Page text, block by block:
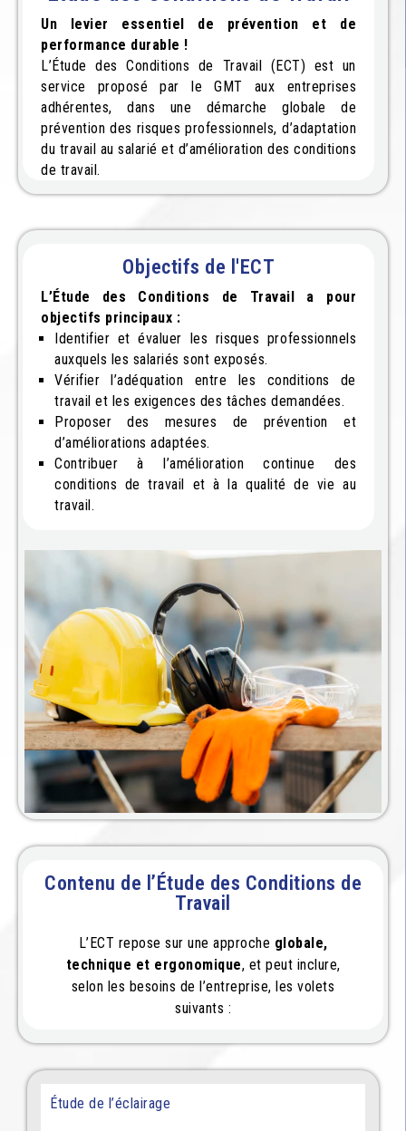
Un levier essentiel de prévention et de
performance durable !
L’Étude des Conditions de Travail (ECT) est un
service proposé par le GMT aux entreprises
adhérentes, dans une démarche globale de
prévention des risques professionnels, d’adaptation
du travail au salarié et d’amélioration des conditions
de travail.
Objectifs de l'ECT
L’Étude des Conditions de Travail a pour
objectifs principaux :
Identifier et évaluer les risques professionnels
auxquels les salariés sont exposés.
Vérifier l’adéquation entre les conditions de
travail et les exigences des tâches demandées.
Proposer des mesures de prévention et
d’améliorations adaptées.
Contribuer à l’amélioration continue des
conditions de travail et à la qualité de vie au
travail.
Contenu de l’Étude des Conditions de
Travail
L’ECT repose sur une approche globale,
technique et ergonomique, et peut inclure,
selon les besoins de l’entreprise, les volets
suivants :
Étude de l’éclairage